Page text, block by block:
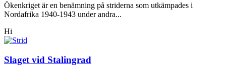
Ökenkriget är en benämning på striderna som utkämpades i
Nordafrika 1940-1943 under andra...
Hi
Slaget vid Stalingrad